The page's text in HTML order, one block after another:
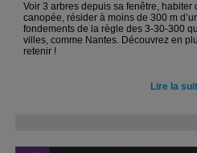
Voir 3 arbres depuis sa fenêtre, habiter
canopée, résider à moins de 300 m
fondements de la règle des 3-30-300
villes, comme Nantes. Découvrez en
retenir !
Lire la